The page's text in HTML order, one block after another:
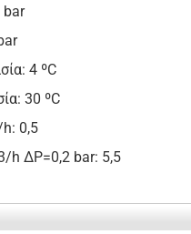
bar
4 ºC
30 ºC
0,5
h ΔP=0,2 bar: 5,5